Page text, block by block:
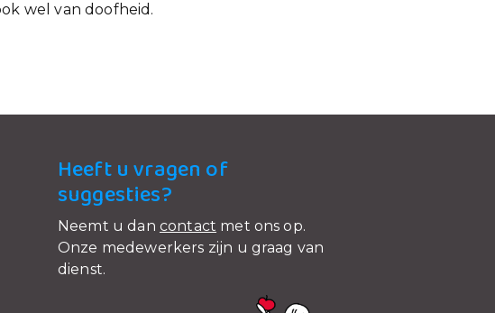
wel van doofheid.
Heeft u vragen of
suggesties?
Neemt u dan contact met ons op.
Onze medewerkers zijn u graag van
dienst.